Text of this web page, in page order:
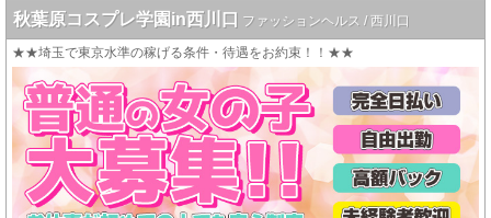
秋葉原コスプレ学園in西川口 ファッションヘルス / 西川口
★★埼玉で東京水準の稼げる条件・待遇をお約束！！★★